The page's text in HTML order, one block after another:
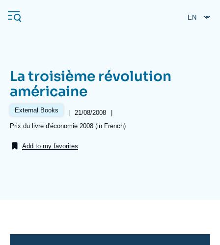
main
Navigation
principale
Ifri
Analysis
La troisième révolution
américaine
External Books |
Date
de
publication
21/08/2008
|
Références
Prix du livre d'économie 2008 (in French)
Add to my favorites